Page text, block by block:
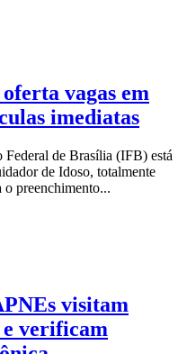
vagas em
imediatas
Federal de Brasília (IFB) está
de Idoso, totalmente
o preenchimento...
visitam
e verificam